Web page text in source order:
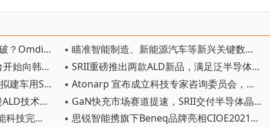
▪ ICT产业减碳“马尔萨斯陷阱”如何破？Omdia中国首席顾问如是说
▪ 瞄准智能制造、新能源汽车等新兴关键数据存储需求，FeRAM以独特性能发力智能物联时代增量市场
▪ Atonarp Aston Impact 计量平台开始向韩国半导体 FAB 批量出货
▪ SRII重磅推出两款ALD新品，满足泛半导体应用多功能性和灵活性的需求
▪ 派恩杰SiC MOSFET批量“上车”，拟建车用SiC模块封装产线
▪ Atonarp 宣布成立科技专家咨询委员会，以推动分子谱分析的发展进步
▪ SRII重磅亮相CICD 2021，以先进ALD技术赋能第三代半导体产业
▪ GaN快充市场赛道提速，SRII交付半导体晶圆设备助力中国产能扩充
▪ 持续深耕影像核心赛道，瞰瞰智能科技完成近亿元A轮融资
▪ 思锐智能携旗下Beneq品牌亮相CIOE2021，探索从微观到宏观层面的ALD光学应用创新